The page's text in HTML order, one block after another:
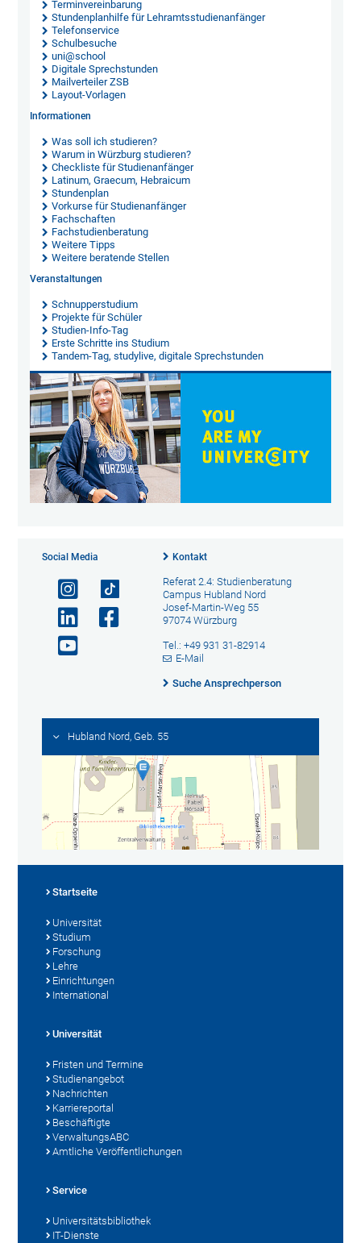
Terminvereinbarung
Stundenplanhilfe für Lehramtsstudienanfänger
Telefonservice
Schulbesuche
uni@school
Digitale Sprechstunden
Mailverteiler ZSB
Layout-Vorlagen
Informationen
Was soll ich studieren?
Warum in Würzburg studieren?
Checkliste für Studienanfänger
Latinum, Graecum, Hebraicum
Stundenplan
Vorkurse für Studienanfänger
Fachschaften
Fachstudienberatung
Weitere Tipps
Weitere beratende Stellen
Veranstaltungen
Schnupperstudium
Projekte für Schüler
Studien-Info-Tag
Erste Schritte ins Studium
Tandem-Tag, studylive, digitale Sprechstunden
Social Media Kontakt
Referat 2.4: Studienberatung
Campus Hubland Nord
Josef-Martin-Weg 55
97074 Würzburg
Tel.: +49 931 31-82914
E-Mail
Suche Ansprechperson
Hubland Nord, Geb. 55
Startseite
Universität
Studium
Forschung
Lehre
Einrichtungen
International
Universität
Fristen und Termine
Studienangebot
Nachrichten
Karriereportal
Beschäftigte
VerwaltungsABC
Amtliche Veröffentlichungen
Service
Universitätsbibliothek
IT-Dienste